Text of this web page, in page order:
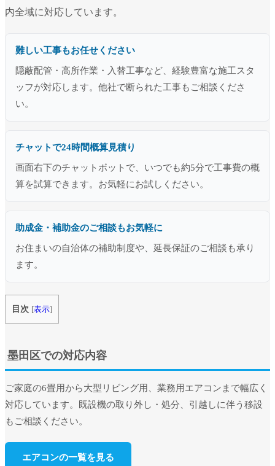
内全域に対応しています。
難しい工事もお任せください
隠蔽配管・高所作業・入替工事など、経験豊富な施工スタ
ッフが対応します。他社で断られた工事もご相談くださ
い。
チャットで24時間概算見積り
画面右下のチャットボットで、いつでも約5分で工事費の概
算を試算できます。お気軽にお試しください。
助成金・補助金のご相談もお気軽に
お住まいの自治体の補助制度や、延長保証のご相談も承り
ます。
目次 [表示]
墨田区での対応内容
ご家庭の6畳用から大型リビング用、業務用エアコンまで幅広く
対応しています。既設機の取り外し・処分、引越しに伴う移設
もご相談ください。
エアコンの一覧を見る